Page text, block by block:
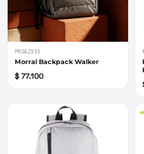
PROA2933
Morral Backpack Walker
$ 77.100